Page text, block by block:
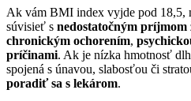
Ak vám BMI index vyjde pod 18,5,
súvisieť s nedostatočným príjmom
chronickým ochorením,
príčinami. Ak je nízka hmotnosť
spojená s únavou, slabosťou či
poradiť sa s lekárom.